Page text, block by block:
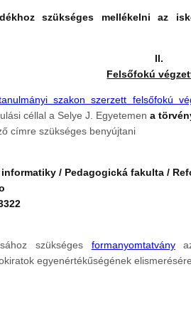
szükséges mellékelni az
II.
Felsőfokú
szakon szerzett felsőfokú
céllal a Selye J. Egyetemen a
címre szükséges benyújtani
/ Pedagogická fakulta /
szükséges formanyomtatványaz
egyenértékűségének elismerésére